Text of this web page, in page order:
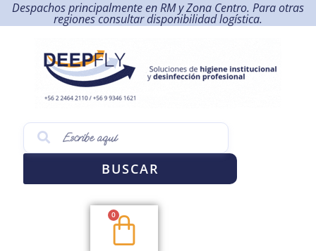
Despachos principalmente en RM y Zona Centro. Para otras
regiones consultar disponibilidad logística.
BUSCAR
0